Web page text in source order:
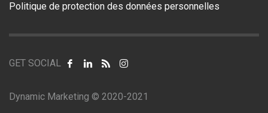
Politique de protection des données personnelles
GET SOCIAL
Dynamic Marketing © 2020-2021